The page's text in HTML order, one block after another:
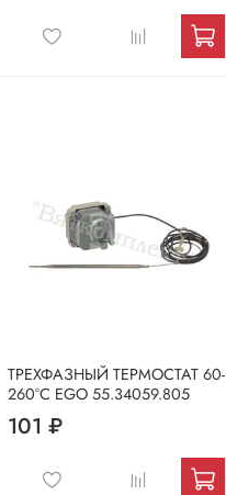
ТРЕХФАЗНЫЙ ТЕРМОСТАТ 60-
260°С EGO 55.34059.805
101 ₽